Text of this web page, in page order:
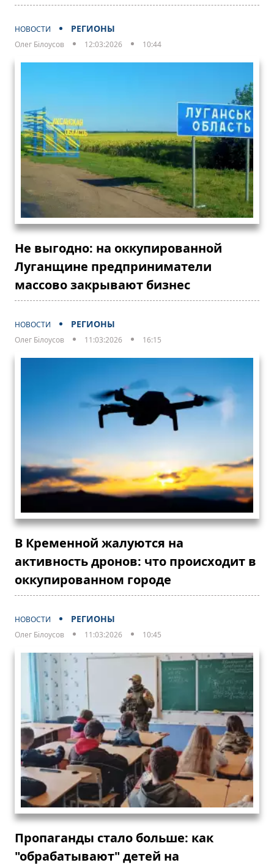
НОВОСТИ РЕГИОНЫ
Олег Білоусов 12:03:2026 10:44
Не выгодно: на оккупированной
Луганщине предприниматели
массово закрывают бизнес
НОВОСТИ РЕГИОНЫ
Олег Білоусов 11:03:2026 16:15
В Кременной жалуются на
активность дронов: что происходит в
оккупированном городе
НОВОСТИ РЕГИОНЫ
Олег Білоусов 11:03:2026 10:45
Пропаганды стало больше: как
"обрабатывают" детей на